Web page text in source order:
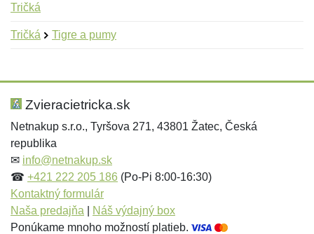
Tričká
Tričká Tigre a pumy
Hodnotenie:
Meno:*
E-mail:
Meno:
E-mail:*
Správa*
Zvieracietricka.sk
Netnakup s.r.o., Tyršova 271, 43801 Žatec, Česká
republika
✉ info@netnakup.sk
☎ +421 222 205 186 (Po-Pi 8:00-16:30)
Kontaktný formulár
Naša predajňa
Náš výdajný box
Ponúkame mnoho možností platieb.